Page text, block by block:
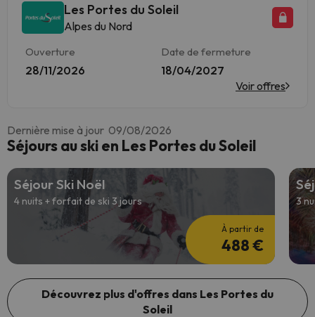
Les Portes du Soleil
Alpes du Nord
Ouverture
28/11/2026
Date de fermeture
18/04/2027
Voir offres
Dernière mise à jour 09/08/2026
Séjours au ski en Les Portes du Soleil
Séjour Ski Noël
4 nuits + forfait de ski 3 jours
À partir de
488 €
3
Découvrez plus d'offres dans Les Portes du
Soleil